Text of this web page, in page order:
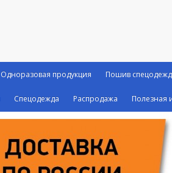
Одноразовая продукция Пошив
Спецодежда Распродажа Полезная